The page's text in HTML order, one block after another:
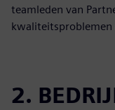
teamleden van
kwaliteitsproblemen
2.